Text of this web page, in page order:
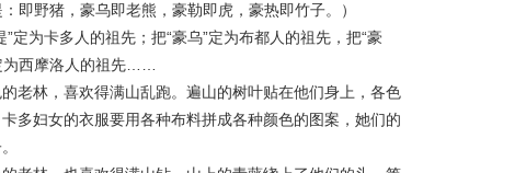
即野猪，豪乌即老熊，豪勒即虎，豪热即竹子。）
为卡多人的祖先；把“豪乌”定为布都人的祖先，把“豪
为西摩洛人的祖先……
林，喜欢得满山乱跑。遍山的树叶贴在他们身上，各色
多妇女的衣服要用各种布料拼成各种颜色的图案，她们的